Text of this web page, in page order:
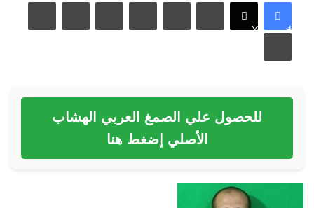
فيسبوك
X
طباعة
للحصول علي الصمغ العربي الهشاب
الأصلي إضغط هنا